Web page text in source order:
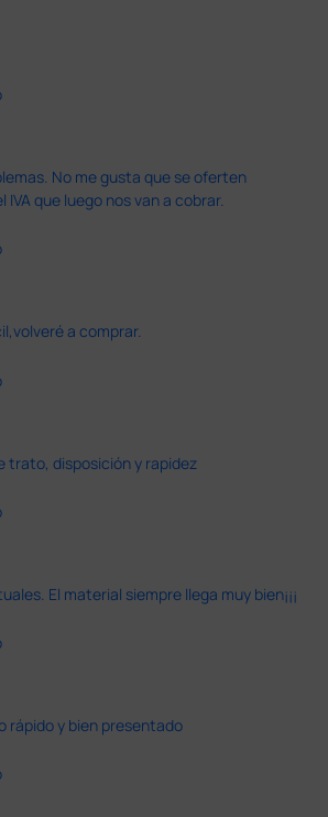
No me gusta que se oferten
que luego nos van a cobrar.
a comprar.
trato, disposición y rapidez
El material siempre llega muy bien¡¡¡
rápido y bien presentado